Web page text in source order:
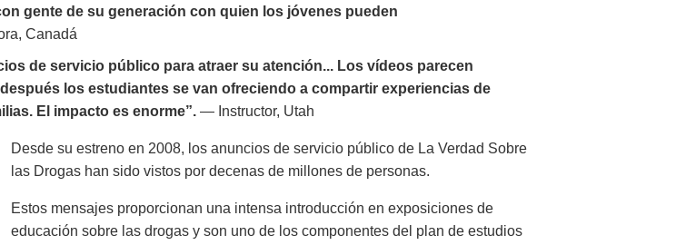
gente de su generación con quien los jóvenes pueden
Canadá
de servicio público para atraer su atención... Los vídeos parecen
los estudiantes se van ofreciendo a compartir experiencias de
El impacto es enorme”. — Instructor, Utah
Desde su estreno en 2008, los anuncios de servicio público de La Verdad Sobre
las Drogas han sido vistos por decenas de millones de personas.
Estos mensajes proporcionan una intensa introducción en exposiciones de
educación sobre las drogas y son uno de los componentes del plan de estudios